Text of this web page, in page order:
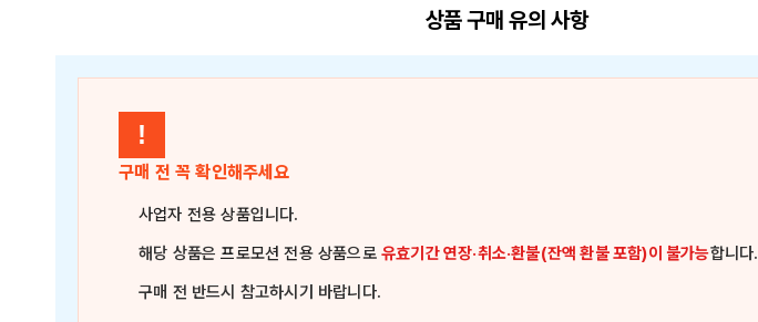
상품 구매 유의 사항
!
구매 전 꼭 확인해주세요
사업자 전용 상품입니다.
해당 상품은프로모션 전용 상품으로유효기간 연장·취소·환불(잔액 환불 포함)이 불가능합니다.
구매 전 반드시 참고하시기 바랍니다.